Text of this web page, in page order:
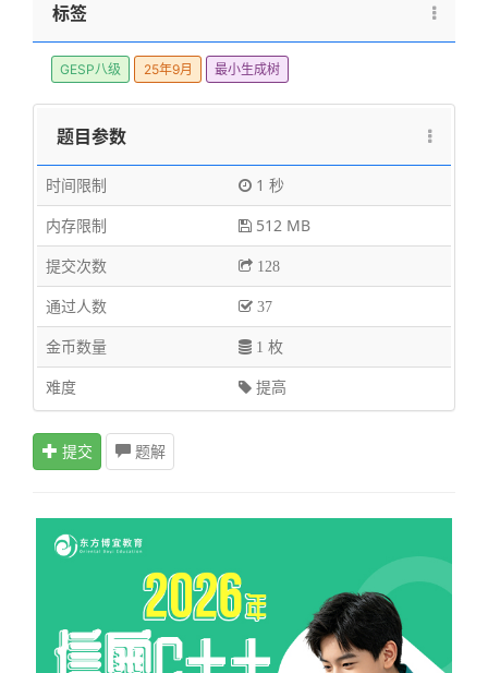
v_i
\leq
w_i
\leq
10^9
标签
GESP八级 25年9月 最小生成树
题目参数
时间限制
1 秒
内存限制
512 MB
提交次数
128
通过人数 37
金币数量 1 枚
难度 提高
提交 题解